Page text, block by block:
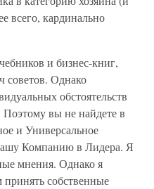
всего, кардинально
и бизнес-книг,
советов. Однако
обстоятельств
вы не найдете в
и Универсальное
Компанию в Лидера. Я
мнения. Однако я
собственные